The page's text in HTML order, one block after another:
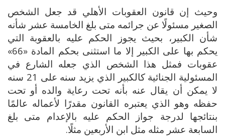
وحيث إن قانون العقوبات الأهلي قد جعل الشخص
الصغير مسئولًا عن جرائمه متى بلغ الخامسة عشر شأنه
شأن الكبير، بحيث يجوز الحكم عليه بالعقوبة التي
يحكم بها على الكبير إلا ما استثنى بحكم المادة «66»
عقوبات فمثل هذا الشخص الذي جعله الشارع في
المسئولية الجنائية كالكبير الذي يزيد سنه على 21 سنه
لا يمكن أن يقال عنه بأنه تحت رعاية والده أو تحت
حفظه وهو الذي يعتبره القانون مقدرًا لأعماله عالمًا
بنتائجها لدرجة جواز الحكم عليه بالإعدام متى بلغ
السابعة عشر مثله مثل ابن الأربعين مثلًا.